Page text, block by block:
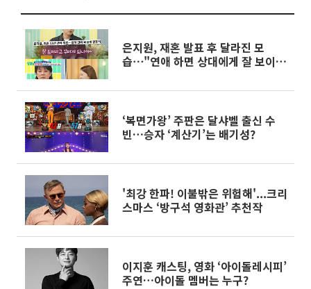
은지원, 재혼 발표 후 달라진 모
습⋯"연애 하면 상대에게 잘 보이고
‘복면가왕’ 주판은 달샤벨 출신 수
빈…승자 ‘계산기’는 배기성?
'최강 한파! 이불밖은 위험해'...크리
스마스 ‘방구석 영화관’ 추천작
이지훈 캐스팅, 영화 ‘아이돌레시피’
주연…아이돌 멤버는 누구?